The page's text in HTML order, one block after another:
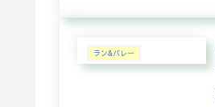
ラン&バレー